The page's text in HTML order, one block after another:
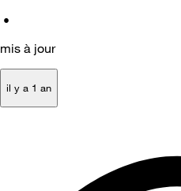
•
mis à jour
il y a 1 an